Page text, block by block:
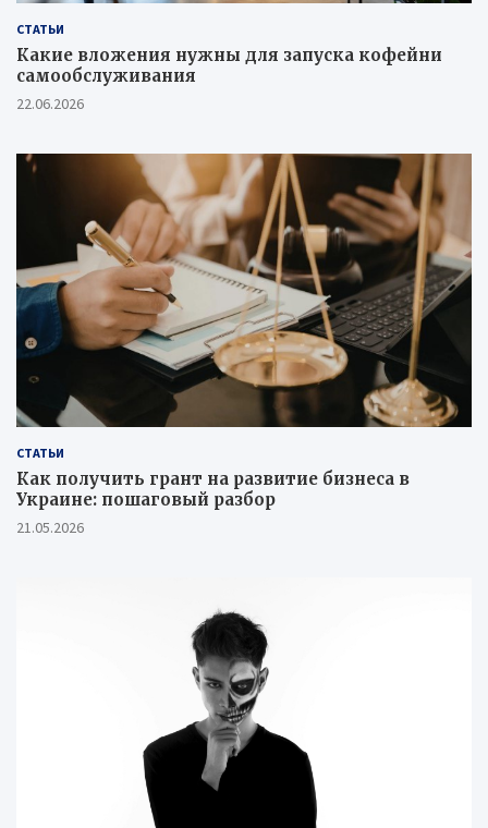
СТАТЬИ
Какие вложения нужны для запуска кофейни
самообслуживания
22.06.2026
СТАТЬИ
Как получить грант на развитие бизнеса в
Украине: пошаговый разбор
21.05.2026